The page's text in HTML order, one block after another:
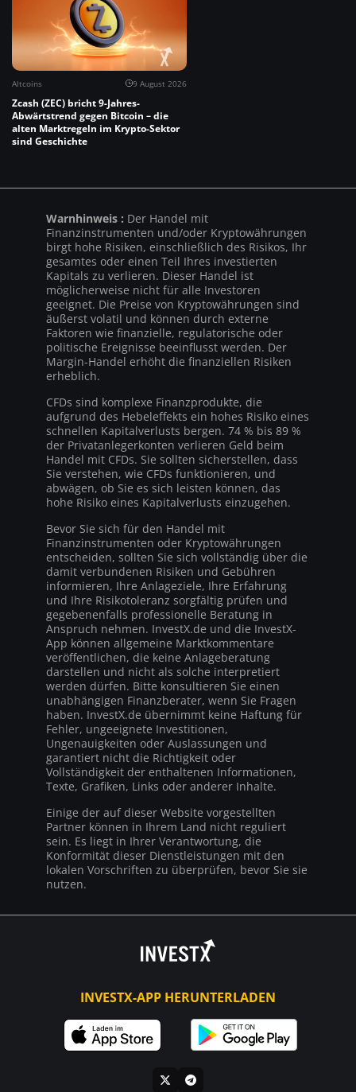
Altcoins 9 August 2026
Zcash (ZEC) bricht 9-Jahres-
Abwärtstrend gegen Bitcoin – die
alten Marktregeln im Krypto-Sektor
sind Geschichte
Warnhinweis : Der Handel mit
Finanzinstrumenten und/oder Kryptowährungen
birgt hohe Risiken, einschließlich des Risikos, Ihr
gesamtes oder einen Teil Ihres investierten
Kapitals zu verlieren. Dieser Handel ist
möglicherweise nicht für alle Investoren
geeignet. Die Preise von Kryptowährungen sind
äußerst volatil und können durch externe
Faktoren wie finanzielle, regulatorische oder
politische Ereignisse beeinflusst werden. Der
Margin-Handel erhöht die finanziellen Risiken
erheblich.
CFDs sind komplexe Finanzprodukte, die
aufgrund des Hebeleffekts ein hohes Risiko eines
schnellen Kapitalverlusts bergen. 74 % bis 89 %
der Privatanlegerkonten verlieren Geld beim
Handel mit CFDs. Sie sollten sicherstellen, dass
Sie verstehen, wie CFDs funktionieren, und
abwägen, ob Sie es sich leisten können, das
hohe Risiko eines Kapitalverlusts einzugehen.
Bevor Sie sich für den Handel mit
Finanzinstrumenten oder Kryptowährungen
entscheiden, sollten Sie sich vollständig über die
damit verbundenen Risiken und Gebühren
informieren, Ihre Anlageziele, Ihre Erfahrung
und Ihre Risikotoleranz sorgfältig prüfen und
gegebenenfalls professionelle Beratung in
Anspruch nehmen. InvestX.de und die InvestX-
App können allgemeine Marktkommentare
veröffentlichen, die keine Anlageberatung
darstellen und nicht als solche interpretiert
werden dürfen. Bitte konsultieren Sie einen
unabhängigen Finanzberater, wenn Sie Fragen
haben. InvestX.de übernimmt keine Haftung für
Fehler, ungeeignete Investitionen,
Ungenauigkeiten oder Auslassungen und
garantiert nicht die Richtigkeit oder
Vollständigkeit der enthaltenen Informationen,
Texte, Grafiken, Links oder anderer Inhalte.
Einige der auf dieser Website vorgestellten
Partner können in Ihrem Land nicht reguliert
sein. Es liegt in Ihrer Verantwortung, die
Konformität dieser Dienstleistungen mit den
lokalen Vorschriften zu überprüfen, bevor Sie sie
nutzen.
INVESTX-APP HERUNTERLADEN